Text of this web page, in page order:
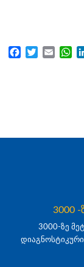
FacebookTwitter
Email
3000 -
3000-ზე